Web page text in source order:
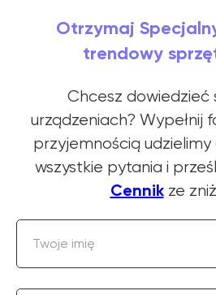
Otrzymaj
trendowy
Chcesz dowiedzieć
urządzeniach? Wypełnij
przyjemnością udzielimy
wszystkie pytania i
Cennikze
Twoje imię